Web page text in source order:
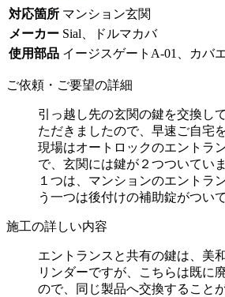
対応箇所 マンション玄関
メーカー Sial、ドルマカバ
使用部品 イージスゲートA-01、カバ
ご依頼・ご要望の詳細
引っ越し先の玄関の鍵を交換し
ただきましたので、早速ご自宅
現場はオートロックのエントラ
で、玄関には鍵が２つついていま
１つは、マンションのエントラ
う一つは後付けの補助錠がつい
施工の詳しい内容
エントランスと共有の鍵は、美
リンダーですが、こちらは既に
ので、同じ製品へ交換すること